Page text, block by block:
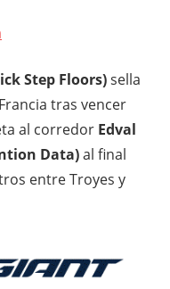
Step Floors)sella
tras vencer
al corredor Edval
Data)al final
entre Troyes y